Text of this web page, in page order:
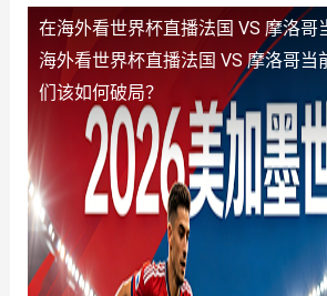
在海外看世界杯直播法国 VS 摩洛哥
海外看世界杯直播法国 VS 摩洛哥当
们该如何破局？